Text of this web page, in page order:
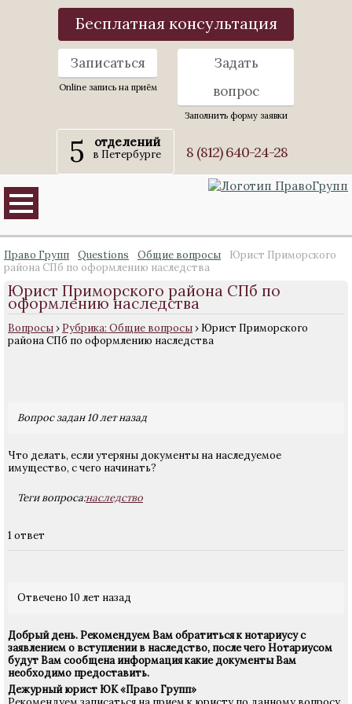
Бесплатная консультация
Записаться
Online запись на приём
Задать
вопрос
Заполнить форму заявки
5 отделений
в Петербурге 8 (812) 640-24-28
Право Групп Questions Общие вопросы
Юрист Приморского
района СПб по оформлению наследства
Юрист Приморского района СПб по
оформлению наследства
Вопросы› Рубрика: Общие вопросы› Юрист Приморского
района СПб по оформлению наследства
Вопрос задан 10 лет назад
Что делать, если утеряны документы на наследуемое
имущество, с чего начинать?
Теги вопроса:наследство
1 ответ
Отвечено 10 лет назад
Добрый день. Рекомендуем Вам обратиться к нотариусу с
заявлением о вступлении в наследство, после чего Нотариусом
будут Вам сообщена информация какие документы Вам
необходимо предоставить.
Дежурный юрист ЮК «Право Групп»